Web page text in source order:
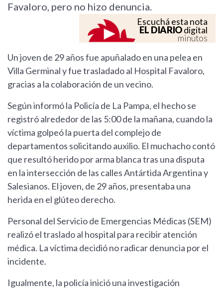
Favaloro, pero no hizo denuncia.
Escuchá esta nota
EL DIARIOdigital
minutos
Un joven de 29 años fue apuñalado en una pelea en
Villa Germinal y fue trasladado al Hospital Favaloro,
gracias a la colaboración de un vecino.
Según informó la Policía de La Pampa, el hecho se
registró alrededor de las 5:00 de la mañana, cuando la
víctima golpeó la puerta del complejo de
departamentos solicitando auxilio. El muchacho contó
que resultó herido por arma blanca tras una disputa
en la intersección de las calles Antártida Argentina y
Salesianos. El joven, de 29 años, presentaba una
herida en el glúteo derecho.
Personal del Servicio de Emergencias Médicas (SEM)
realizó el traslado al hospital para recibir atención
médica. La víctima decidió no radicar denuncia por el
incidente.
Igualmente, la policía inició una investigación